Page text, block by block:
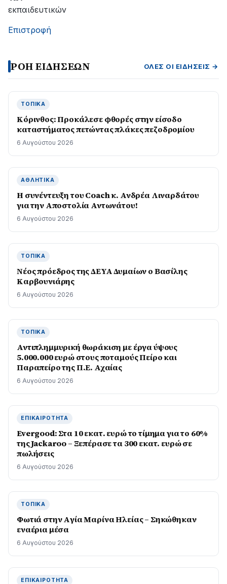
εκπαιδευτικών
Επιστροφή
ΡΟΗ ΕΙΔΗΣΕΩΝ ΌΛΕΣ ΟΙ ΕΙΔΉΣΕΙΣ →
ΤΟΠΙΚΆ
Κόρινθος: Προκάλεσε φθορές στην είσοδο
καταστήματος πετώντας πλάκες πεζοδρομίου
6 Αυγούστου 2026
ΑΘΛΗΤΙΚΆ
H συνέντευξη του Coach κ. Ανδρέα Λιναρδάτου
για την Αποστολία Αντωνάτου!
6 Αυγούστου 2026
ΤΟΠΙΚΆ
Νέος πρόεδρος της ΔΕΥΑ Δυμαίων ο Βασίλης
Καρβουνιάρης
6 Αυγούστου 2026
ΤΟΠΙΚΆ
Αντιπλημμυρική θωράκιση με έργα ύψους
5.000.000 ευρώ στους ποταμούς Πείρο και
Παραπείρο της Π.Ε. Αχαίας
6 Αυγούστου 2026
ΕΠΙΚΑΙΡΌΤΗΤΑ
Evergood: Στα 10 εκατ. ευρώ το τίμημα για το 60%
της Jackaroo – Ξεπέρασε τα 300 εκατ. ευρώ σε
πωλήσεις
6 Αυγούστου 2026
ΤΟΠΙΚΆ
Φωτιά στην Aγία Μαρίνα Ηλείας – Σηκώθηκαν
εναέρια μέσα
6 Αυγούστου 2026
ΕΠΙΚΑΙΡΌΤΗΤΑ